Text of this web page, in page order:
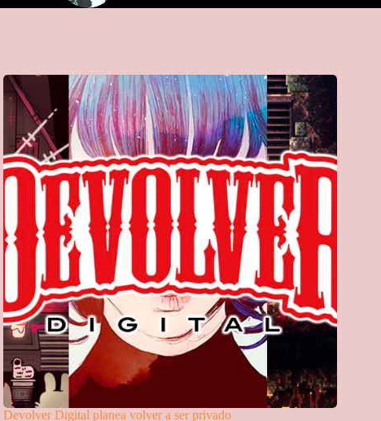
Devolver Digital planea volver a ser privado